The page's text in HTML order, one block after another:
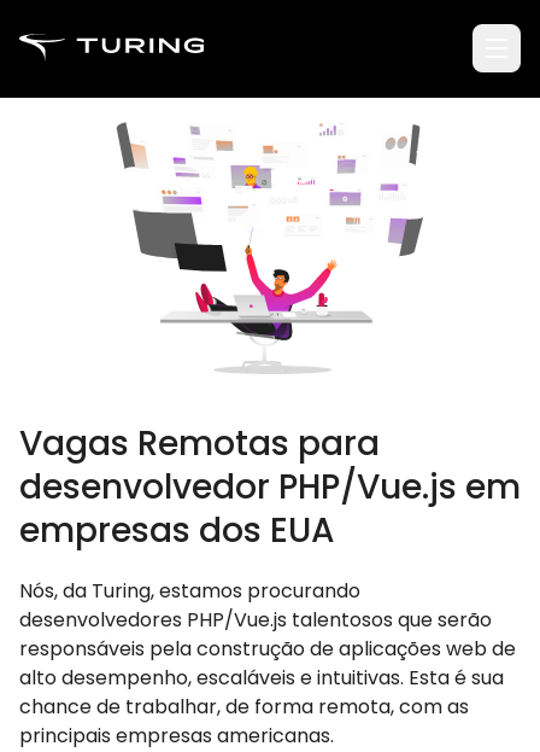
Vagas Remotas para
desenvolvedor PHP/Vue.js em
empresas dos EUA
Nós, da Turing, estamos procurando
desenvolvedores PHP/Vue.js talentosos que serão
responsáveis pela construção de aplicações web de
alto desempenho, escaláveis e intuitivas. Esta é sua
chance de trabalhar, de forma remota, com as
principais empresas americanas.